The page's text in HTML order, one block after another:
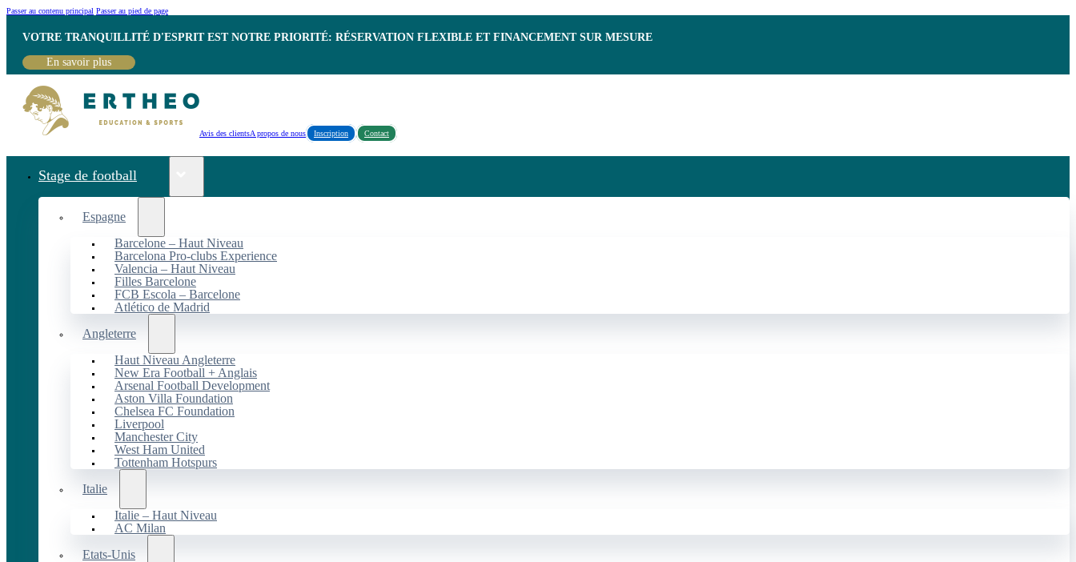
Passer au contenu principal Passer au pied de page
VOTRE TRANQUILLITÉ D'ESPRIT EST NOTRE PRIORITÉ: RÉSERVATION FLEXIBLE ET FINANCEMENT SUR MESURE
En savoir plus
Avis des clientsA propos de nous Inscription Contact
Stage de football
Espagne
Barcelone – Haut Niveau
Barcelona Pro-clubs Experience
Valencia – Haut Niveau
Filles Barcelone
FCB Escola – Barcelone
Atlético de Madrid
Angleterre
Haut Niveau Angleterre
New Era Football + Anglais
Arsenal Football Development
Aston Villa Foundation
Chelsea FC Foundation
Liverpool
Manchester City
West Ham United
Tottenham Hotspurs
Italie
Italie – Haut Niveau
AC Milan
Etats-Unis